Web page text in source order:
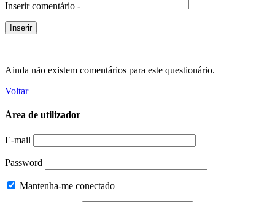
Inserir comentário -
Ainda não existem comentários para este questionário.
Voltar
Área de utilizador
E-mail
Password
Mantenha-me conectado